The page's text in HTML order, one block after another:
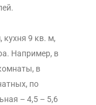
кухня 9 кв. м,
Например, в
в
по
– 4,5 – 5,6